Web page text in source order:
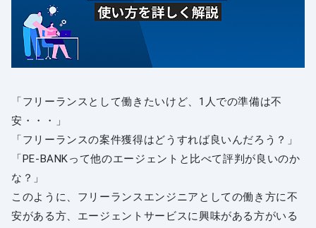
「フリーランスとして働きたいけど、1人での準備は不
安・・・」
「フリーランスの案件獲得はどうすれば良いんだろう？」
「PE-BANKって他のエージェントと比べて評判が良いのか
な？」
このように、フリーランスエンジニアとしての働き方に不
安がある方、エージェントサービスに興味がある方がいる